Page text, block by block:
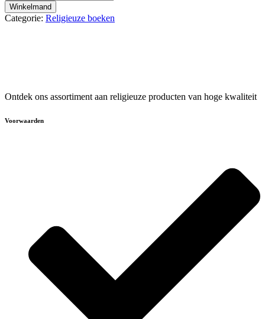
Winkelmand
Categorie: Religieuze boeken
Ontdek ons assortiment aan religieuze producten van hoge kwaliteit
Voorwaarden